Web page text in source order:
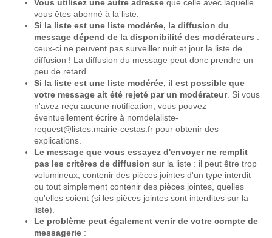
Vous utilisez une autre adresse que celle avec laquelle
vous êtes abonné à la liste.
Si la liste est une liste modérée, la diffusion du
message dépend de la disponibilité des modérateurs :
ceux-ci ne peuvent pas surveiller nuit et jour la liste de
diffusion ! La diffusion du message peut donc prendre un
peu de retard.
Si la liste est une liste modérée, il est possible que
votre message ait été rejeté par un modérateur. Si vous
n'avez reçu aucune notification, vous pouvez
éventuellement écrire à nomdelaliste-
request@listes.mairie-cestas.fr pour obtenir des
explications.
Le message que vous essayez d'envoyer ne remplit
pas les critères de diffusion sur la liste : il peut être trop
volumineux, contenir des pièces jointes d'un type interdit
ou tout simplement contenir des pièces jointes, quelles
qu'elles soient (si les pièces jointes sont interdites sur la
liste).
Le problème peut également venir de votre compte de
messagerie :